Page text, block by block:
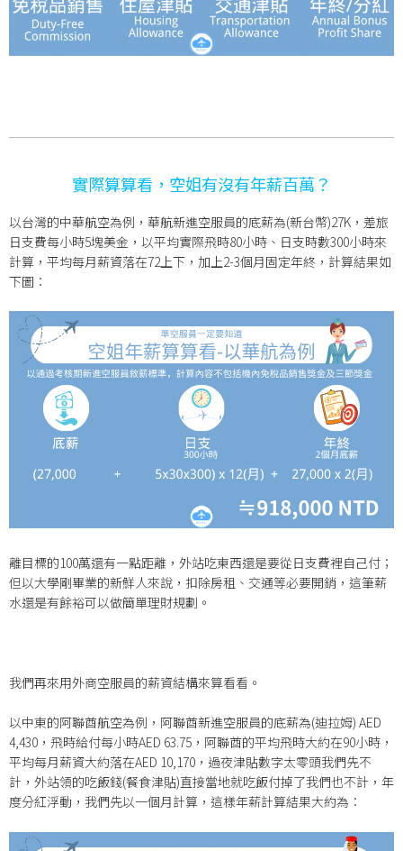
實際算算看，空姐有沒有年薪百萬？
以台灣的中華航空為例，華航新進空服員的底薪為(新台幣)27K，差旅
日支費每小時5塊美金，以平均實際飛時80小時、日支時數300小時來
計算，平均每月薪資落在72上下，加上2-3個月固定年終，計算結果如
下圖：
離目標的100萬還有一點距離，外站吃東西還是要從日支費裡自己付；
但以大學剛畢業的新鮮人來說，扣除房租、交通等必要開銷，這筆薪
水還是有餘裕可以做簡單理財規劃。
我們再來用外商空服員的薪資結構來算看看。
以中東的阿聯酋航空為例，阿聯酋新進空服員的底薪為(迪拉姆) AED
4,430，飛時給付每小時AED 63.75，阿聯酋的平均飛時大約在90小時，
平均每月薪資大約落在AED 10,170，過夜津貼數字太零頭我們先不
計，外站領的吃飯錢(餐食津貼)直接當地就吃飯付掉了我們也不計，年
度分紅浮動，我們先以一個月計算，這樣年薪計算結果大約為：